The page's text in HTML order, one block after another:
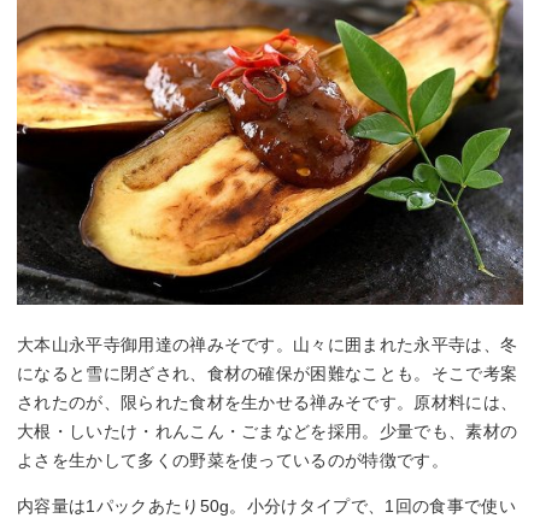
大本山永平寺御用達の禅みそです。山々に囲まれた永平寺は、冬
になると雪に閉ざされ、食材の確保が困難なことも。そこで考案
されたのが、限られた食材を生かせる禅みそです。原材料には、
大根・しいたけ・れんこん・ごまなどを採用。少量でも、素材の
よさを生かして多くの野菜を使っているのが特徴です。
内容量は1パックあたり50g。小分けタイプで、1回の食事で使い